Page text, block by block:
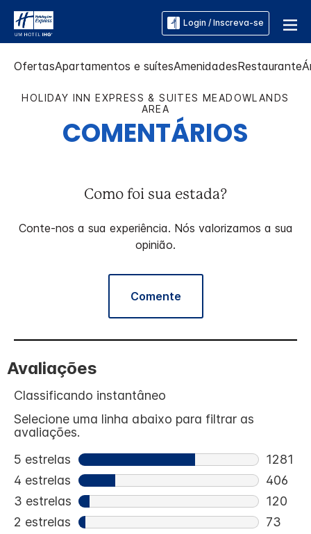
Login / Inscreva-se
OfertasApartamentos e suítesAmenidadesRestaurante
HOLIDAY INN EXPRESS & SUITES MEADOWLANDS
AREA
COMENTÁRIOS
Como foi sua estada?
Conte-nos a sua experiência. Nós valorizamos a sua
opinião.
Comente